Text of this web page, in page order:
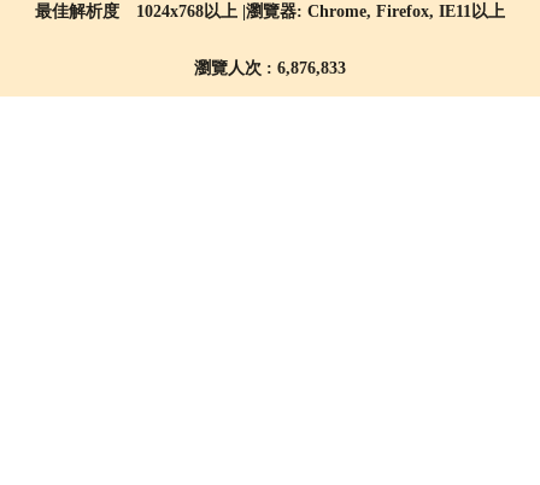
最佳解析度 1024x768以上 |瀏覽器: Chrome, Firefox, IE11以上
瀏覽人次 : 6,876,833